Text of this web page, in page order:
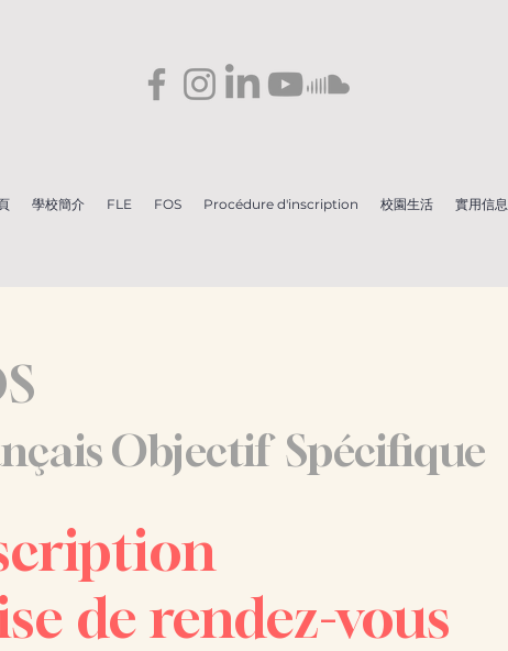
學校簡介 FLE FOS Procédure d'inscription 校園生活 實用信息
Objectif Spécifique
de rendez-vous